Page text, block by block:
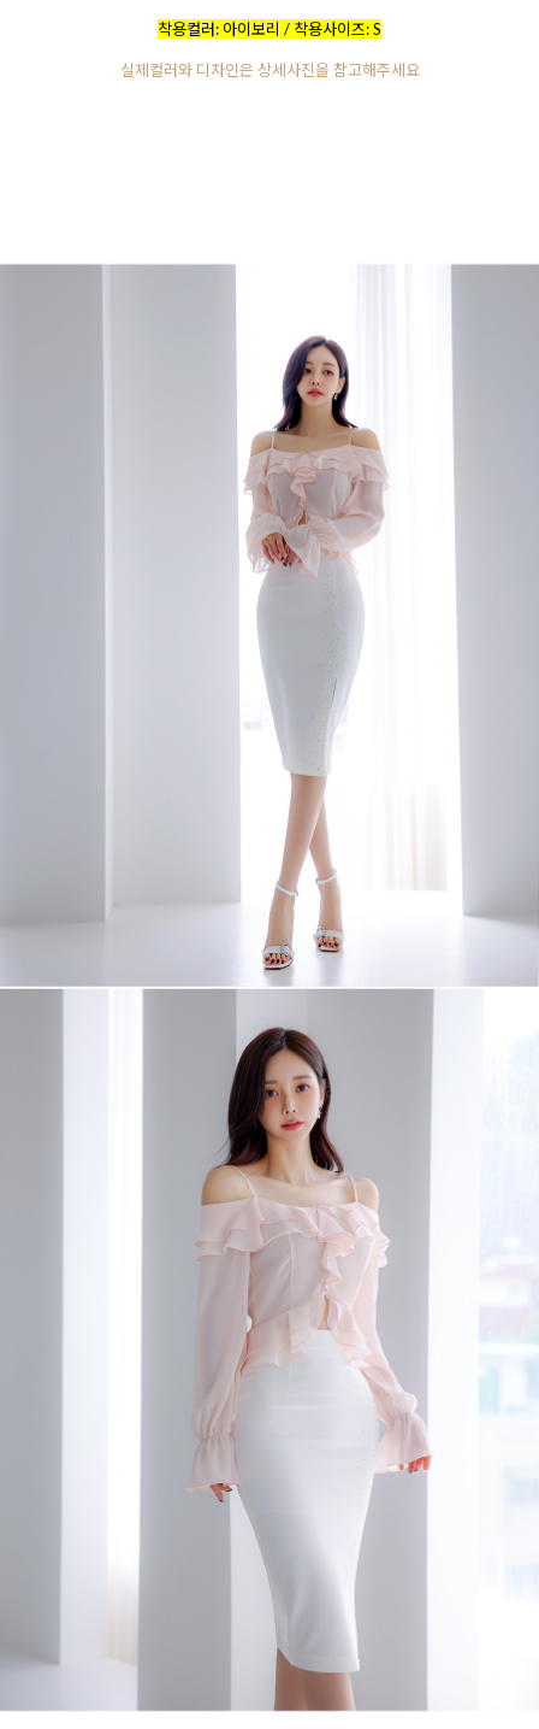
착용컬러: 아이보리 / 착용사이즈: S
실제컬러와 디자인은 상세사진을 참고해주세요